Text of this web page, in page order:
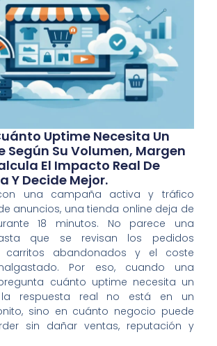
Uptime Necesita Un
Según Su Volumen, Margen
El Impacto Real De
Y Decide Mejor.
una campaña activa y tráfico
anuncios, una tienda online deja de
18 minutos. No parece una
que se revisan los pedidos
carritos abandonados y el coste
Por eso, cuando una
cuánto uptime necesita un
la respuesta real no está en un
sino en cuánto negocio puede
sin dañar ventas, reputación y